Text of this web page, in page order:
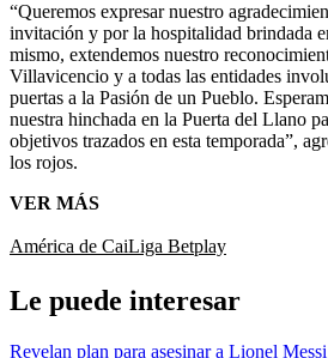
“Queremos expresar nuestro
invitación y por la hospitalidad brindada
mismo, extendemos nuestro
Villavicencio y a todas las entidades
puertas a la Pasión de un Pueblo.
nuestra hinchada en la Puerta del Llano
objetivos trazados en esta temporada”,
los rojos.
VER MÁS
América de CaiLiga Betplay
Le puede interesar
Revelan plan para asesinar a Lionel